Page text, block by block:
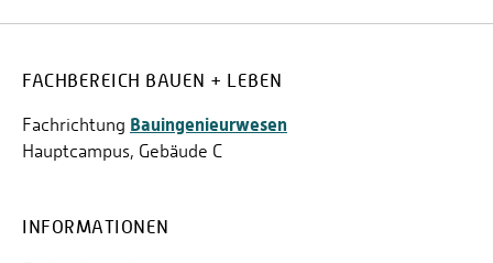
Vermessungskunde II
FACHBEREICH BAUEN + LEBEN
Fachrichtung Bauingenieurwesen
Hauptcampus, Gebäude C
INFORMATIONEN